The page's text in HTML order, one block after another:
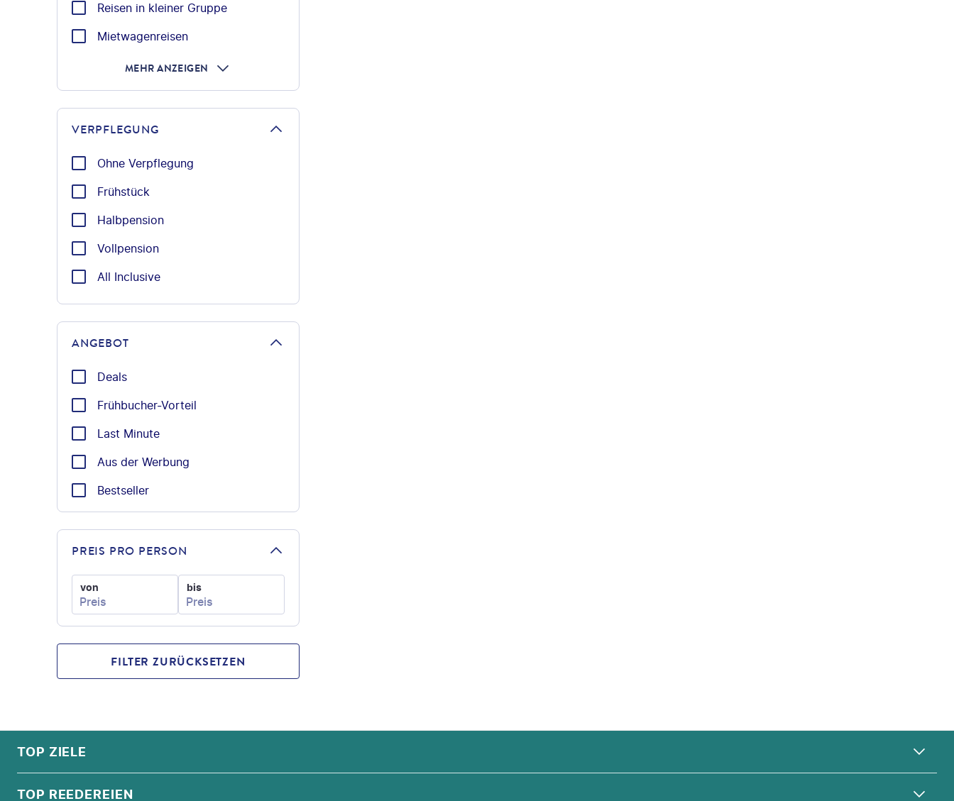
Reisen in kleiner Gruppe
Mietwagenreisen
MEHR ANZEIGEN
VERPFLEGUNG
Ohne Verpflegung
Frühstück
Halbpension
Vollpension
All Inclusive
ANGEBOT
Deals
Frühbucher-Vorteil
Last Minute
Aus der Werbung
Bestseller
PREIS PRO PERSON
von bis
FILTER ZURÜCKSETZEN
FOOTER
Footer navigation
TOP ZIELE
ALPEN
TOP REEDEREIEN